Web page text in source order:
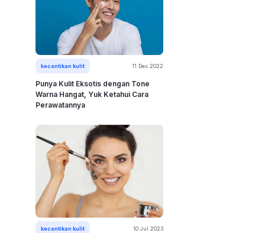
kecantikan kulit 11 Des 2022
Punya Kulit Eksotis dengan Tone
Warna Hangat, Yuk Ketahui Cara
Perawatannya
kecantikan kulit 10 Jul 2023